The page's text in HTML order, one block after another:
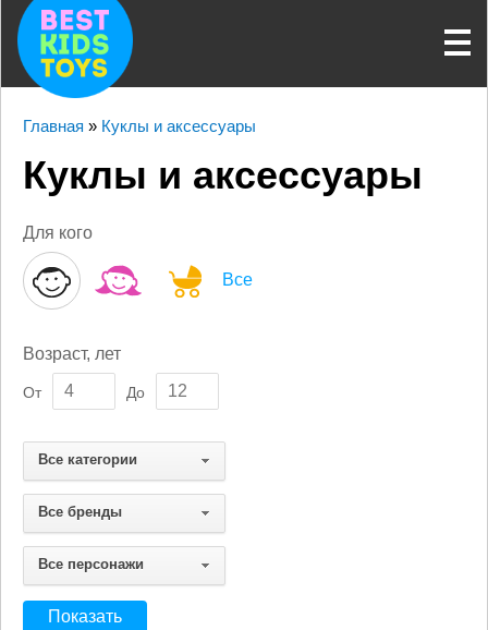
Главная » Куклы и аксессуары
Куклы и аксессуары
Для кого
Все
Возраст, лет
От До
Все категории
Все бренды
Все персонажи